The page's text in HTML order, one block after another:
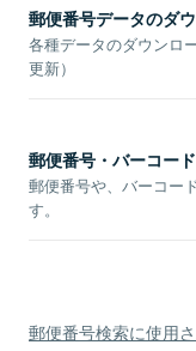
郵便番号データのダ
各種データのダウンロ
更新）
郵便番号・バーコー
郵便番号や、バーコー
す。
郵便番号検索に使用